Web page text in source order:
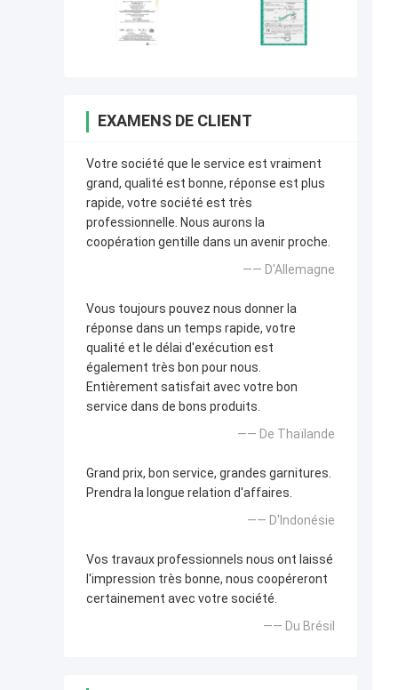
EXAMENS DE CLIENT
Votre société que le service est vraiment
grand, qualité est bonne, réponse est plus
rapide, votre société est très
professionnelle. Nous aurons la
coopération gentille dans un avenir proche.
—— D'Allemagne
Vous toujours pouvez nous donner la
réponse dans un temps rapide, votre
qualité et le délai d'exécution est
également très bon pour nous.
Entièrement satisfait avec votre bon
service dans de bons produits.
—— De Thaïlande
Grand prix, bon service, grandes garnitures.
Prendra la longue relation d'affaires.
—— D'Indonésie
Vos travaux professionnels nous ont laissé
l'impression très bonne, nous coopéreront
certainement avec votre société.
—— Du Brésil